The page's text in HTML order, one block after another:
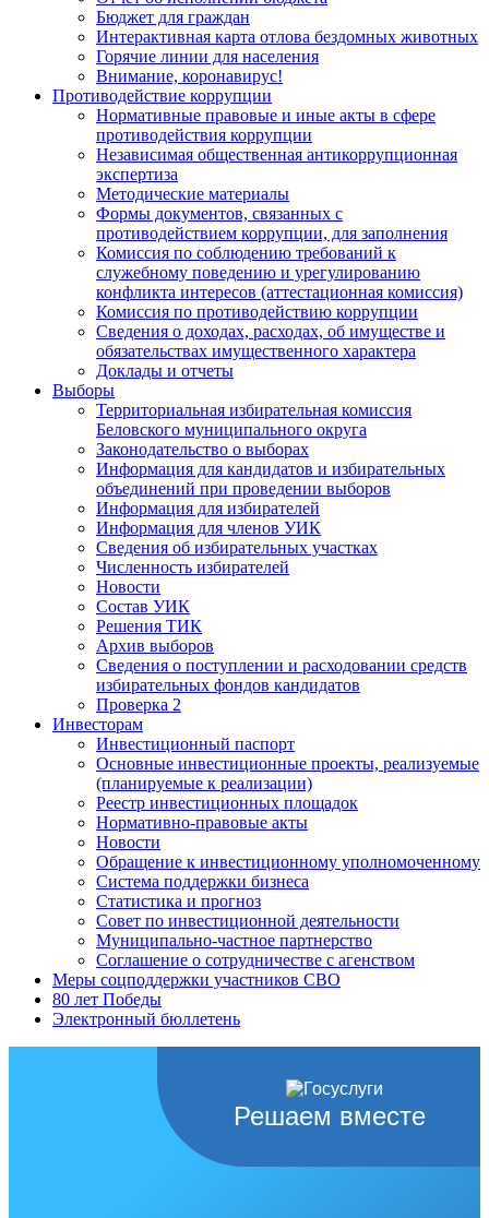
Бюджет для граждан
Интерактивная карта отлова бездомных животных
Горячие линии для населения
Внимание, коронавирус!
Противодействие коррупции
Нормативные правовые и иные акты в сфере
противодействия коррупции
Независимая общественная антикоррупционная
экспертиза
Методические материалы
Формы документов, связанных с
противодействием коррупции, для заполнения
Комиссия по соблюдению требований к
служебному поведению и урегулированию
конфликта интересов (аттестационная комиссия)
Комиссия по противодействию коррупции
Сведения о доходах, расходах, об имуществе и
обязательствах имущественного характера
Доклады и отчеты
Выборы
Территориальная избирательная комиссия
Беловского муниципального округа
Законодательство о выборах
Информация для кандидатов и избирательных
объединений при проведении выборов
Информация для избирателей
Информация для членов УИК
Сведения об избирательных участках
Численность избирателей
Новости
Состав УИК
Решения ТИК
Архив выборов
Сведения о поступлении и расходовании средств
избирательных фондов кандидатов
Проверка 2
Инвесторам
Инвестиционный паспорт
Основные инвестиционные проекты, реализуемые
(планируемые к реализации)
Реестр инвестиционных площадок
Нормативно-правовые акты
Новости
Обращение к инвестиционному уполномоченному
Система поддержки бизнеса
Статистика и прогноз
Совет по инвестиционной деятельности
Муниципально-частное партнерство
Соглашение о сотрудничестве с агенством
Меры соцподдержки участников СВО
80 лет Победы
Электронный бюллетень
Решаем вместе